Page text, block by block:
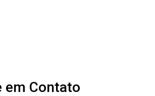
em Contato